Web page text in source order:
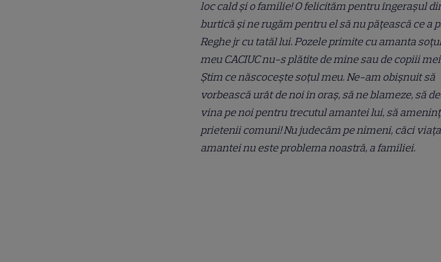
loc cald și o familie! O felicităm pentru îngerașul
burtică și ne rugăm pentru el să nu pățească ce a
Reghe jr cu tatăl lui. Pozele primite cu amanta
meu CACIUC nu-s plătite de mine sau de copiii
Știm ce născocește soțul meu. Ne-am obișnuit să
vorbească urât de noi în oraș, să ne blameze, să
vina pe noi pentru trecutul amantei lui, să
prietenii comuni! Nu judecăm pe nimeni, căci viața
amantei nu este problema noastră, a familiei.